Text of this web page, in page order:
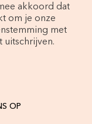
akkoord dat
om je onze
met
uitschrijven.
OP